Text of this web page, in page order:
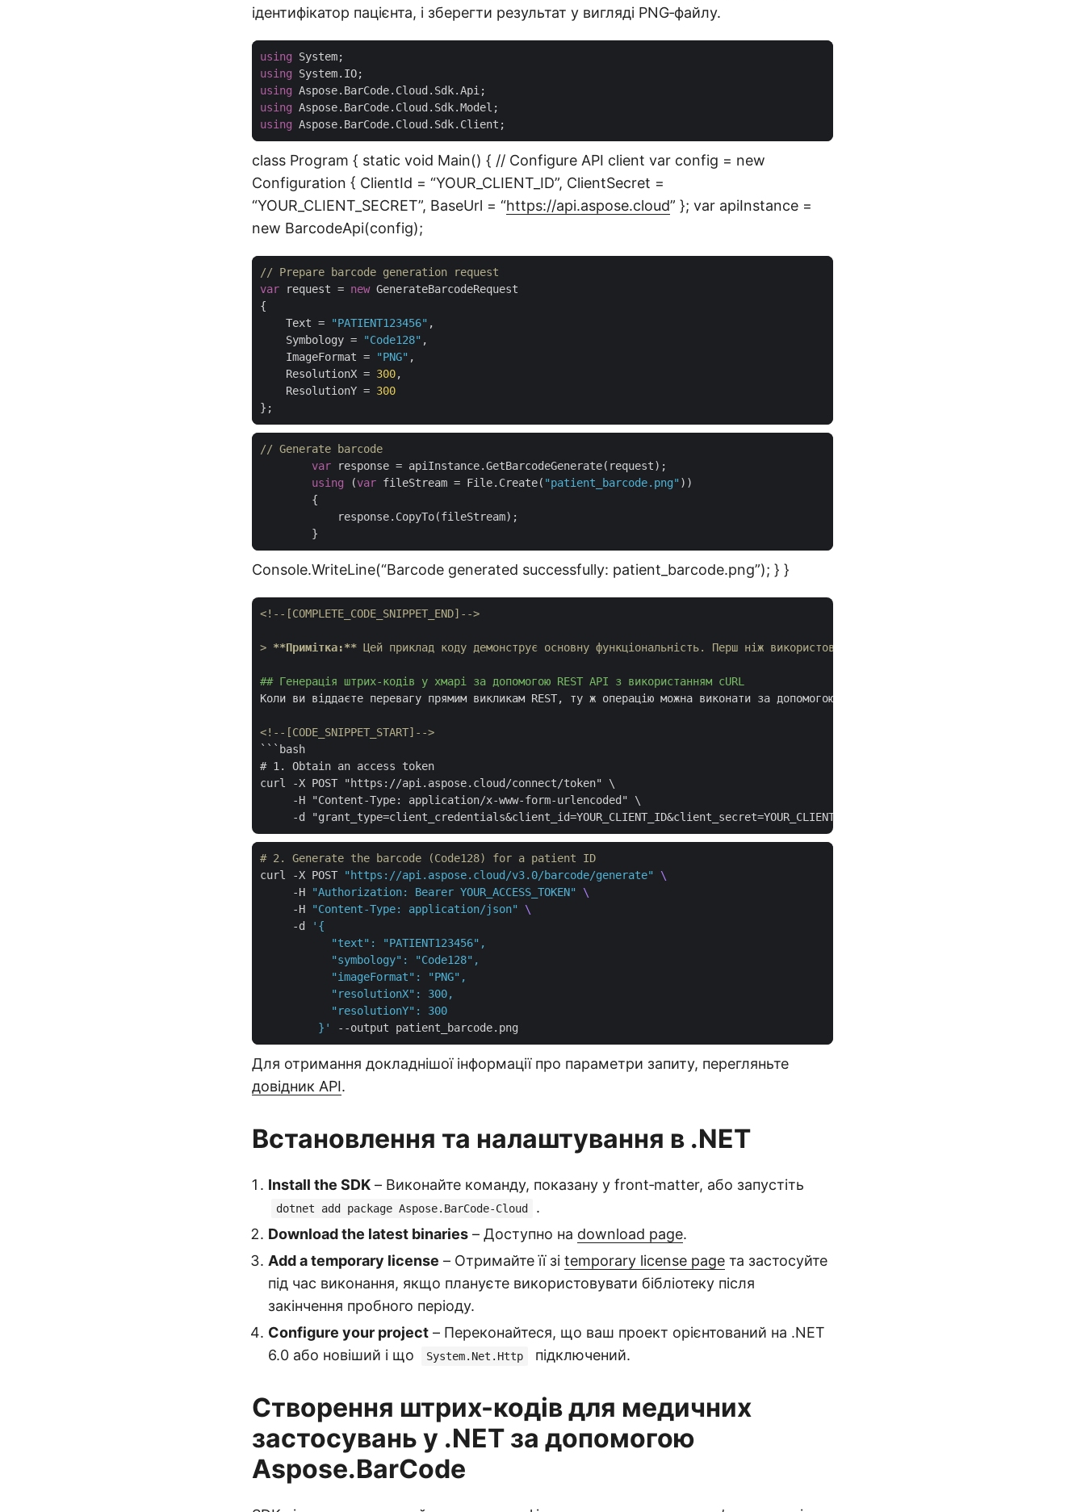
ідентифікатор пацієнта, і зберегти результат у вигляді PNG‑файлу.
using
using
using
using
using
class Program { static void Main() { // Configure API client var config = new
Configuration { ClientId = “YOUR_CLIENT_ID”, ClientSecret =
“YOUR_CLIENT_SECRET”, BaseUrl = “https://api.aspose.cloud” }; var apiInstance =
new BarcodeApi(config);
// Prepare barcode generation request
var request = new
    Text =
"PATIENT123456"
    Symbology =
"Code128"
    ImageFormat =
"PNG"
    ResolutionX =
300
    ResolutionY =
300
// Generate barcode
var
using (var fileStream = File.Create( "patient_barcode.png"
Console.WriteLine(“Barcode generated successfully: patient_barcode.png”); } }
<!--[COMPLETE_CODE_SNIPPET_END]-->
> **Примітка:** Цей приклад коду демонструє основну функціональність. Перш ніж використовувати його у вашому проєкті,
## Генерація штрих-кодів у хмарі за допомогою REST API з використанням cURL
Коли ви віддаєте перевагу прямим викликам REST, ту ж операцію можна виконати за допомогою cURL. Нижче наведені кроки, які
<!--[CODE_SNIPPET_START]-->
```bash
# 1. Obtain an access token
curl -X POST "https://api.aspose.cloud/connect/token" \
     -H "Content-Type: application/x-www-form-urlencoded" \
# 2. Generate the barcode (Code128) for a patient ID
curl -X POST
"https://api.aspose.cloud/v3.0/barcode/generate"
     -H
"Authorization: Bearer YOUR_ACCESS_TOKEN"
     -H
"Content-Type: application/json"
     -d
         }'
Для отримання докладнішої інформації про параметри запиту, перегляньте
довідник API.
Встановлення та налаштування в .NET
Install the SDK – Виконайте команду, показану у front‑matter, або запустіть
dotnet add package Aspose.BarCode-Cloud
.
Download the latest binaries – Доступно на download page.
Add a temporary license – Отримайте її зі temporary license page та застосуйте
під час виконання, якщо плануєте використовувати бібліотеку після
закінчення пробного періоду.
Configure your project – Переконайтеся, що ваш проект орієнтований на .NET
6.0 або новіший і що
System.Net.Http підключений.
Створення штрих-кодів для медичних
застосувань у .NET за допомогою
Aspose.BarCode